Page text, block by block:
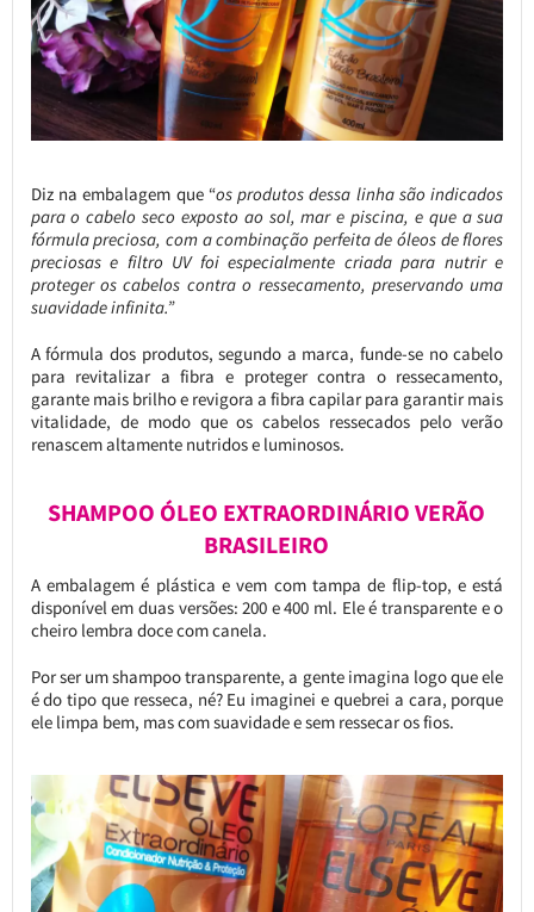
Diz na embalagem que “os produtos dessa linha são indicados
para o cabelo seco exposto ao sol, mar e piscina, e que a sua
fórmula preciosa, com a combinação perfeita de óleos de flores
preciosas e filtro UV foi especialmente criada para nutrir e
proteger os cabelos contra o ressecamento, preservando uma
suavidade infinita.”
A fórmula dos produtos, segundo a marca, funde-se no cabelo
para revitalizar a fibra e proteger contra o ressecamento,
garante mais brilho e revigora a fibra capilar para garantir mais
vitalidade, de modo que os cabelos ressecados pelo verão
renascem altamente nutridos e luminosos.
SHAMPOO ÓLEO EXTRAORDINÁRIO VERÃO
BRASILEIRO
A embalagem é plástica e vem com tampa de flip-top, e está
disponível em duas versões: 200 e 400 ml. Ele é transparente e o
cheiro lembra doce com canela.
Por ser um shampoo transparente, a gente imagina logo que ele
é do tipo que resseca, né? Eu imaginei e quebrei a cara, porque
ele limpa bem, mas com suavidade e sem ressecar os fios.